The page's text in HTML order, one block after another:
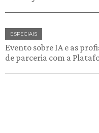
ESPECIAIS
Evento sobre IA e as
de parceria com a